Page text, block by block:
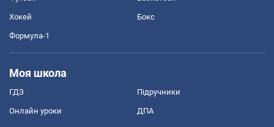
Хокей Бокс
Формула-1
Моя школа
ГДЗ Підручники
Онлайн уроки ДПА